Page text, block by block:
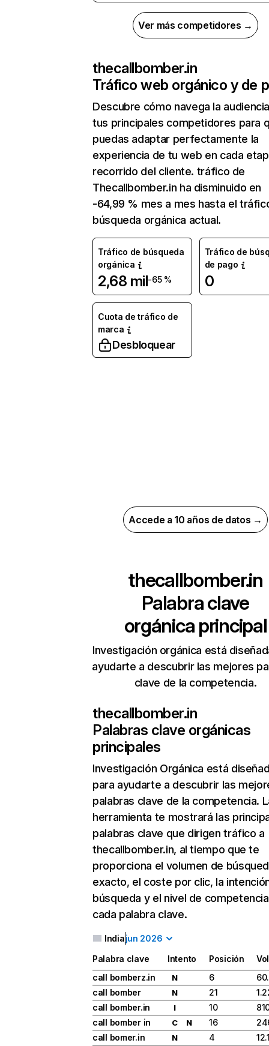
Ver más competidores →
thecallbomber.in
Tráfico web orgánico y de
Descubre cómo navega la
tus principales competidores para
puedas adaptar perfectamente la
experiencia de tu web en cada
recorrido del cliente. tráfico de
Thecallbomber.in ha disminuido en
-64,99 % mes a mes hasta el
búsqueda orgánica actual.
Tráfico de búsqueda
orgánica
2,68 mil-65 %
Tráfico de
de pago
0
Cuota de tráfico de
marca
Desbloquear
Accede a 10 años de datos →
thecallbomber.in
Palabra clave
orgánica principal
Investigación orgánica está
ayudarte a descubrir las mejores
clave de la competencia.
thecallbomber.in
Palabras clave orgánicas
principales
Investigación Orgánica está
para ayudarte a descubrir las
palabras clave de la competencia.
herramienta te mostrará las
palabras clave que dirigen tráfico a
thecallbomber.in, al tiempo que te
proporciona el volumen de
exacto, el coste por clic, la
búsqueda y el nivel de
cada palabra clave.
Indiajun 2026
Palabra clave Intento Posición
call bomberz.in
N 6
call bomber
N 21
call bomber.in
I 10
call bomber in
C N 16
call bomer.in
N 4